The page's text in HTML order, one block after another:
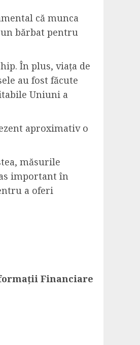
că munca
bărbat pentru
În plus, viața de
au fost făcute
Uniuni a
aproximativ o
măsurile
important în
a oferi
Financiare